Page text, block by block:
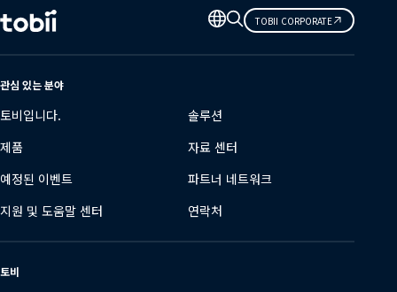
언
어
변
TOBII CORPORATE
관심 있는 분야
토비입니다.
솔루션
제품
자료 센터
예정된 이벤트
파트너 네트워크
지원 및 도움말 센터
연락처
토비